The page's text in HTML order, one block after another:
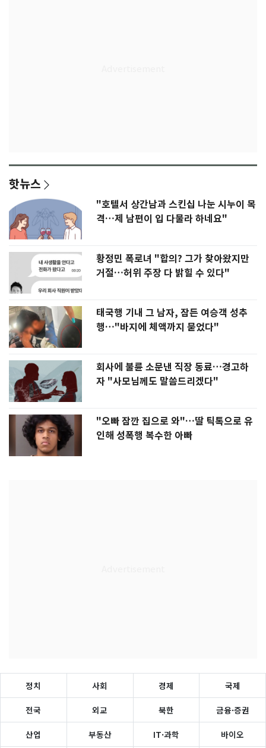
핫뉴스
"호텔서 상간남과 스킨십 나눈 시누이 목
격…제 남편이 입 다물라 하네요"
황정민 폭로녀 "합의? 그가 찾아왔지만
거절…허위 주장 다 밝힐 수 있다"
태국행 기내 그 남자, 잠든 여승객 성추
행…"바지에 체액까지 묻었다"
회사에 불륜 소문낸 직장 동료…경고하
자 "사모님께도 말씀드리겠다"
"오빠 잠깐 집으로 와"…딸 틱톡으로 유
인해 성폭행 복수한 아빠
정치 사회 경제 국제
전국 외교 북한 금융·증권
산업 부동산 IT·과학 바이오